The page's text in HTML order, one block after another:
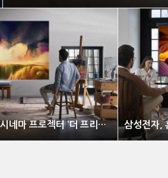
삼성전자, 홈 시네마 프로젝터 ‘더 프리미어’ 전격 공개